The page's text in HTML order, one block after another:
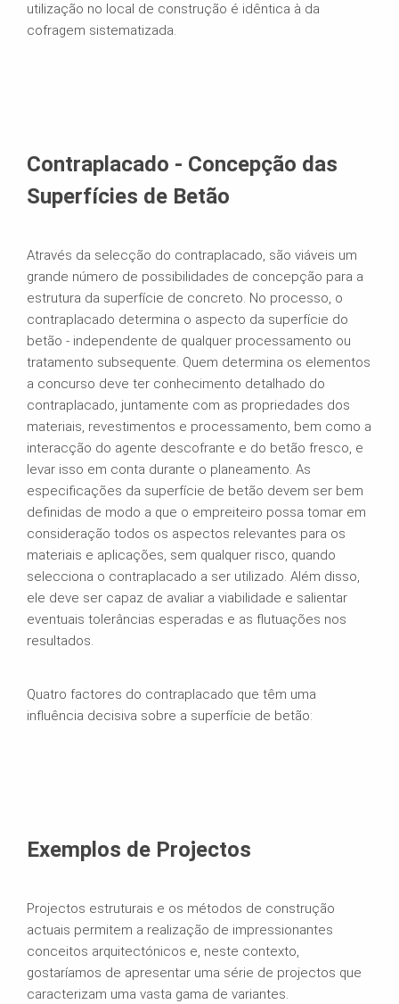
utilização no local de construção é idêntica à da
cofragem sistematizada.
Contraplacado - Concepção das
Superfícies de Betão
Através da selecção do contraplacado, são viáveis um
grande número de possibilidades de concepção para a
estrutura da superfície de concreto. No processo, o
contraplacado determina o aspecto da superfície do
betão - independente de qualquer processamento ou
tratamento subsequente. Quem determina os elementos
a concurso deve ter conhecimento detalhado do
contraplacado, juntamente com as propriedades dos
materiais, revestimentos e processamento, bem como a
interacção do agente descofrante e do betão fresco, e
levar isso em conta durante o planeamento. As
especificações da superfície de betão devem ser bem
definidas de modo a que o empreiteiro possa tomar em
consideração todos os aspectos relevantes para os
materiais e aplicações, sem qualquer risco, quando
selecciona o contraplacado a ser utilizado. Além disso,
ele deve ser capaz de avaliar a viabilidade e salientar
eventuais tolerâncias esperadas e as flutuações nos
resultados.
Quatro factores do contraplacado que têm uma
influência decisiva sobre a superfície de betão:
Exemplos de Projectos
Projectos estruturais e os métodos de construção
actuais permitem a realização de impressionantes
conceitos arquitectónicos e, neste contexto,
gostaríamos de apresentar uma série de projectos que
caracterizam uma vasta gama de variantes.